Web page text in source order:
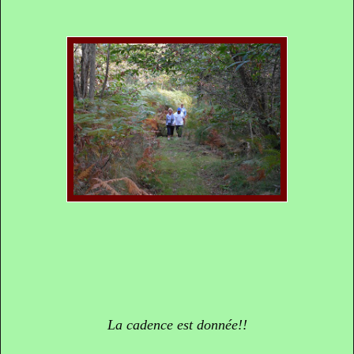
La cadence est donnée!!